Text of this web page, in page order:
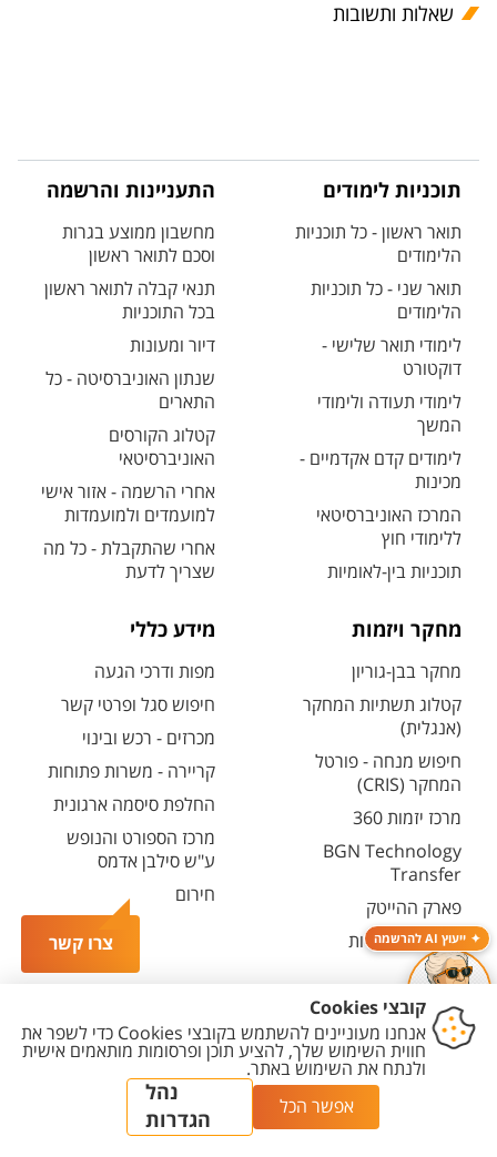
צרו קשר ייעוץ AI להרשמה
שאלות ותשובות
תוכניות לימודים
תואר ראשון - כל תוכניות
הלימודים
תואר שני - כל תוכניות
הלימודים
לימודי תואר שלישי -
דוקטורט
לימודי תעודה ולימודי
המשך
לימודים קדם אקדמיים -
מכינות
המרכז האוניברסיטאי
ללימודי חוץ
תוכניות בין-לאומיות
התעניינות והרשמה
מחשבון ממוצע בגרות
וסכם לתואר ראשון
תנאי קבלה לתואר ראשון
בכל התוכניות
דיור ומעונות
שנתון האוניברסיטה - כל
התארים
קטלוג הקורסים
האוניברסיטאי
אחרי הרשמה - אזור אישי
למועמדים ולמועמדות
אחרי שהתקבלת - כל מה
שצריך לדעת
מחקר ויזמות
מחקר בבן-גוריון
קטלוג תשתיות המחקר
(אנגלית)
חיפוש מנחה - פורטל
המחקר (CRIS)
מרכז יזמות 360
BGN Technology
Transfer
פארק ההייטק
משרות אקדמיות
מידע כללי
מפות ודרכי הגעה
חיפוש סגל ופרטי קשר
מכרזים - רכש ובינוי
קריירה - משרות פתוחות
החלפת סיסמה ארגונית
מרכז הספורט והנופש
ע"ש סילבן אדמס
חירום
נגישות
מדיניות
מדיניות עריכת
תוכן